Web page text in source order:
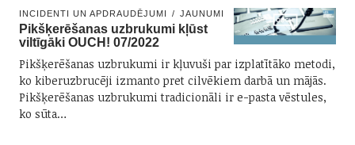
INCIDENTI UN APDRAUDĒJUMI JAUNUMI
Pikšķerēšanas uzbrukumi kļūst
viltīgāki OUCH! 07/2022
Pikšķerēšanas uzbrukumi ir kļuvuši par izplatītāko metodi,
ko kiberuzbrucēji izmanto pret cilvēkiem darbā un mājās.
Pikšķerēšanas uzbrukumi tradicionāli ir e-pasta vēstules,
ko sūta…